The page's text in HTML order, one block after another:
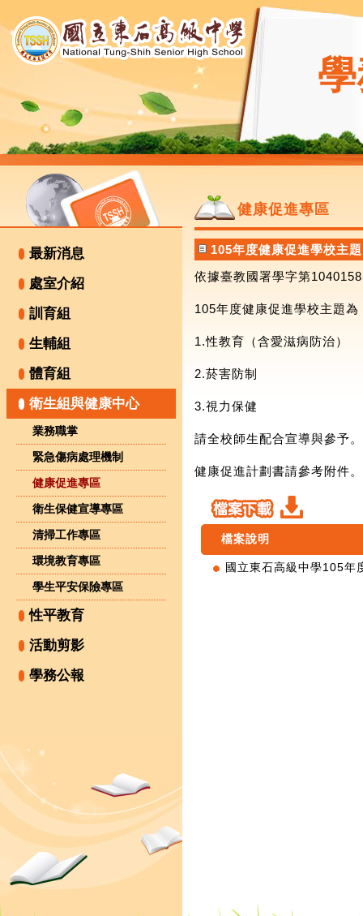
最新消息
處室介紹
訓育組
生輔組
體育組
衛生組與健康中心
業務職掌
緊急傷病處理機制
健康促進專區
衛生保健宣導專區
清掃工作專區
環境教育專區
學生平安保險專區
性平教育
活動剪影
學務公報
健康促進專區
105年度健康促進學校主題
依據臺教國署學字第
105年度健康促進學校主題為
1.性教育（含愛滋病防治）
2.菸害防制
3.視力保健
請全校師生配合宣導與參予。
健康促進計劃書請參考附件。
檔案說明
國立東石高級中學105年